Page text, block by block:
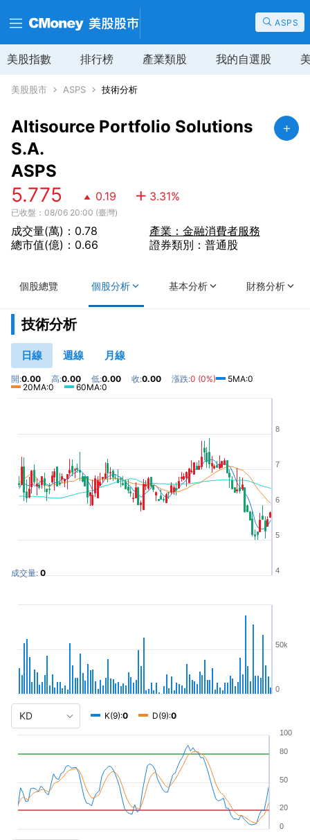
ASPS
美股指數 排行榜 產業類股 我的自選股
美股股市 ASPS 技術分析
Altisource Portfolio Solutions
S.A.
ASPS
5.775 0.19 3.31%
已收盤：08/06 20:00 (臺灣)
成交量(萬)：0.78
總市值(億)：0.66
產業：金融消費者服務
證券類別：普通股
個股總覽 個股分析 基本分析 財務分析
技術分析
日線 週線 月線
開:0.00 高:0.00 低:0.00 收:0.00 漲跌:0 (0%)
5MA:0
20MA:0
60MA:0
成交量:0
5
6
7
8
4
0
50k
K(9):0 D(9):0
0
20
50
80
100